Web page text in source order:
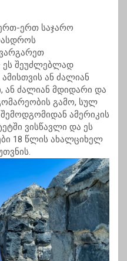
ერთ საჯარო
ეს შეუძლებლად
ან ძალიან
ან ძალიან მდიდარი და
გამო, სულ
ამერიკის
ვისწავლი და ეს
18 წლის ახალციხელ